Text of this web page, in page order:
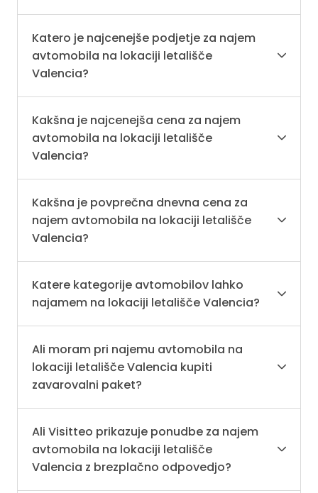
Katero je najcenejše podjetje za najem
avtomobila na lokaciji letališče
Valencia?
Kakšna je najcenejša cena za najem
avtomobila na lokaciji letališče
Valencia?
Kakšna je povprečna dnevna cena za
najem avtomobila na lokaciji letališče
Valencia?
Katere kategorije avtomobilov lahko
najamem na lokaciji letališče Valencia?
Ali moram pri najemu avtomobila na
lokaciji letališče Valencia kupiti
zavarovalni paket?
Ali Visitteo prikazuje ponudbe za najem
avtomobila na lokaciji letališče
Valencia z brezplačno odpovedjo?